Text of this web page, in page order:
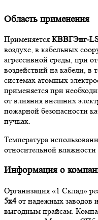
Область применения
Применяется КВВГЭнг-
воздухе, в кабельных
агрессивной среды, при
воздействий на кабели, в
системах атомных
применяется при
от влияния внешних
пожарной безопасности
пучках.
Температура
относительной влажности
Информация о
Организация «1 Склад»
5х4от надежных заводов
выгодным прайсам.